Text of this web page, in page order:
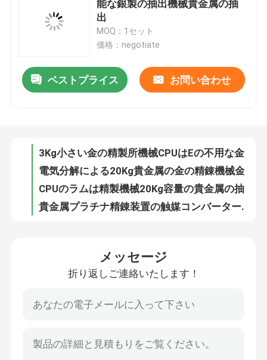
私達について
品質管理
私達に連絡しなさい
金の精錬機械
能な銀製の抽出機械貴金属の抽
出
MOQ：1セット
価格：negotiate
ベストプライス お問い合わせ
貴金属プラチナ精錬装置の触媒コンバーターの金属の回復
メッセージ
折り返しご連絡いたします！